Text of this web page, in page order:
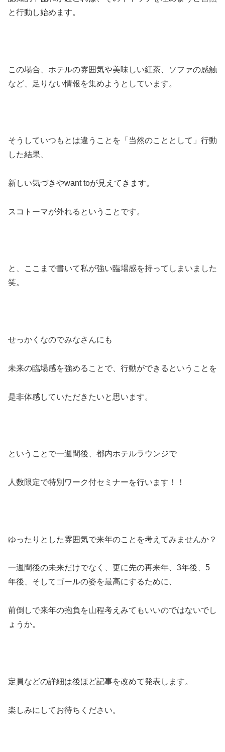
と行動し始めます。
この場合、ホテルの雰囲気や美味しい紅茶、ソファの感触
など、足りない情報を集めようとしています。
そうしていつもとは違うことを「当然のこととして」行動
した結果、
新しい気づきやwant toが見えてきます。
スコトーマが外れるということです。
と、ここまで書いて私が強い臨場感を持ってしまいました
笑。
せっかくなのでみなさんにも
未来の臨場感を強めることで、行動ができるということを
是非体感していただきたいと思います。
ということで一週間後、都内ホテルラウンジで
人数限定で特別ワーク付セミナーを行います！！
ゆったりとした雰囲気で来年のことを考えてみませんか？
一週間後の未来だけでなく、更に先の再来年、3年後、5
年後、そしてゴールの姿を最高にするために、
前倒しで来年の抱負を山程考えみてもいいのではないでし
ょうか。
定員などの詳細は後ほど記事を改めて発表します。
楽しみにしてお待ちください。